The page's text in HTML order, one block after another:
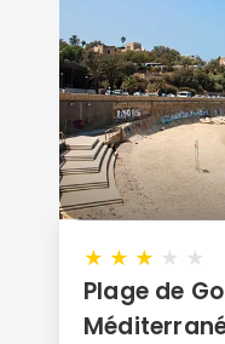
★ ★ ★ ★ ★
Plage de